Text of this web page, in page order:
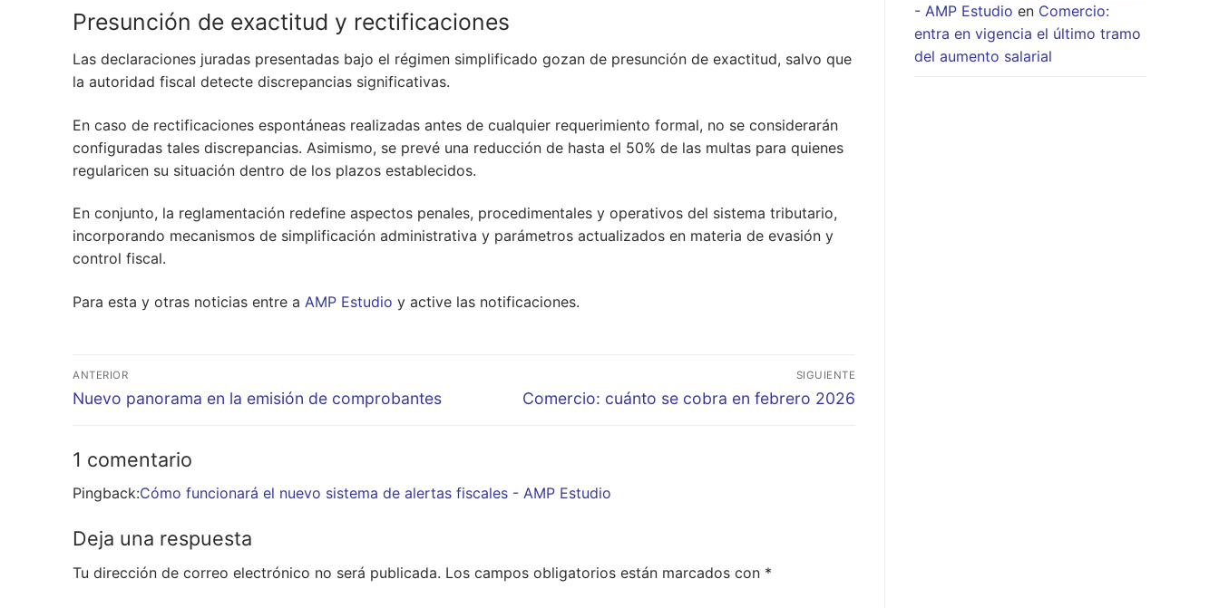
Presunción de exactitud y rectificaciones
Las declaraciones juradas presentadas bajo el régimen simplificado gozan de presunción de exactitud, salvo que
la autoridad fiscal detecte discrepancias significativas.
En caso de rectificaciones espontáneas realizadas antes de cualquier requerimiento formal, no se considerarán
configuradas tales discrepancias. Asimismo, se prevé una reducción de hasta el 50% de las multas para quienes
regularicen su situación dentro de los plazos establecidos.
En conjunto, la reglamentación redefine aspectos penales, procedimentales y operativos del sistema tributario,
incorporando mecanismos de simplificación administrativa y parámetros actualizados en materia de evasión y
control fiscal.
Para esta y otras noticias entre a AMP Estudio y active las notificaciones.
Navegación
de
ANTERIOR
Entrada
Nuevo panorama en la emisión de comprobantes
SIGUIENTE
Entrada
Comercio: cuánto se cobra en febrero 2026
1 comentario
Pingback:Cómo funcionará el nuevo sistema de alertas fiscales - AMP Estudio
Deja una respuesta
Tu dirección de correo electrónico no será publicada. Los campos obligatorios están marcados con *
- AMP Estudio en Comercio:
entra en vigencia el último tramo
del aumento salarial